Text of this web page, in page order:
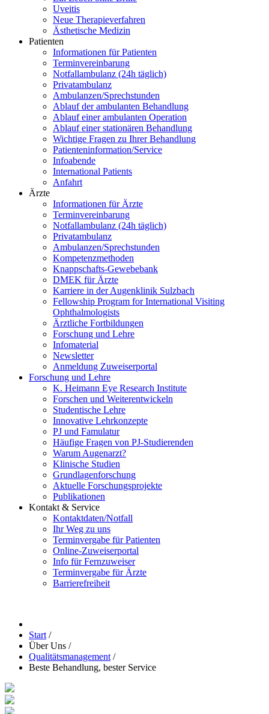
Uveitis
Neue Therapieverfahren
Ästhetische Medizin
Patienten
Informationen für Patienten
Terminvereinbarung
Notfallambulanz (24h täglich)
Privatambulanz
Ambulanzen/Sprechstunden
Ablauf der ambulanten Behandlung
Ablauf einer ambulanten Operation
Ablauf einer stationären Behandlung
Wichtige Fragen zu Ihrer Behandlung
Patienteninformation/Service
Infoabende
International Patients
Anfahrt
Ärzte
Informationen für Ärzte
Terminvereinbarung
Notfallambulanz (24h täglich)
Privatambulanz
Ambulanzen/Sprechstunden
Kompetenzmethoden
Knappschafts-Gewebebank
DMEK für Ärzte
Karriere in der Augenklinik Sulzbach
Fellowship Program for International Visiting
Ophthalmologists
Ärztliche Fortbildungen
Forschung und Lehre
Infomaterial
Newsletter
Anmeldung Zuweiserportal
Forschung und Lehre
K. Heimann Eye Research Institute
Forschen und Weiterentwickeln
Studentische Lehre
Innovative Lehrkonzepte
PJ und Famulatur
Häufige Fragen von PJ-Studierenden
Warum Augenarzt?
Klinische Studien
Grundlagenforschung
Aktuelle Forschungsprojekte
Publikationen
Kontakt & Service
Kontaktdaten/Notfall
Ihr Weg zu uns
Terminvergabe für Patienten
Online-Zuweiserportal
Info für Fernzuweiser
Terminvergabe für Ärzte
Barrierefreiheit
Start /
Über Uns /
Qualitätsmanagement /
Beste Behandlung, bester Service